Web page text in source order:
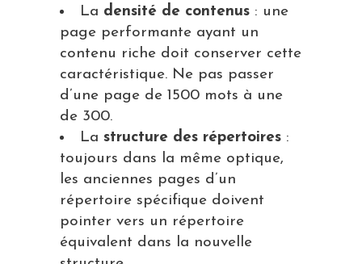
La densité de contenus : une
page performante ayant un
contenu riche doit conserver cette
caractéristique. Ne pas passer
d’une page de 1500 mots à une
de 300.
La structure des répertoires :
toujours dans la même optique,
les anciennes pages d’un
répertoire spécifique doivent
pointer vers un répertoire
équivalent dans la nouvelle